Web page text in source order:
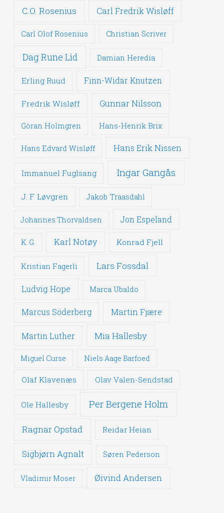
C.O. Rosenius Carl Fredrik Wisløff
Carl Olof Rosenius Christian Scriver
Dag Rune Lid Damian Heredia
Erling Ruud Finn-Widar Knutzen
Fredrik Wisløff Gunnar Nilsson
Göran Holmgren Hans-Henrik Brix
Hans Edvard Wisløff Hans Erik Nissen
Immanuel Fuglsang Ingar Gangås
J. F. Løvgren Jakob Traasdahl
Johannes Thorvaldsen Jon Espeland
K. G. Karl Notøy Konrad Fjell
Kristian Fagerli Lars Fossdal
Ludvig Hope Marca Ubaldo
Marcus Söderberg Martin Fjære
Martin Luther Mia Hallesby
Miguel Curse Niels Aage Barfoed
Olaf Klavenæs Olav Valen-Sendstad
Ole Hallesby Per Bergene Holm
Ragnar Opstad Reidar Heian
Sigbjørn Agnalt Søren Pederson
Vladimir Moser Øivind Andersen